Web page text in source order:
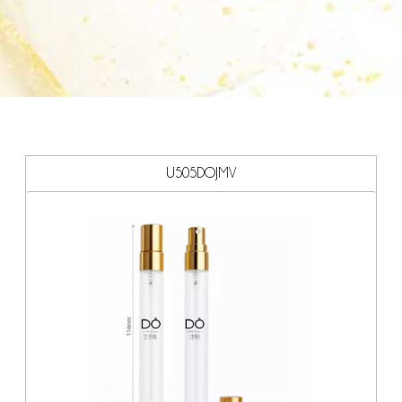
U505DOJMV